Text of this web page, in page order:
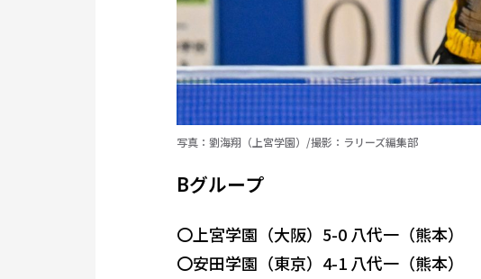
写真：劉海翔（上宮学園）/撮影：ラリーズ編集部
Bグループ
〇上宮学園（大阪）5-0 八代一（熊本）
〇安田学園（東京）4-1 八代一（熊本）